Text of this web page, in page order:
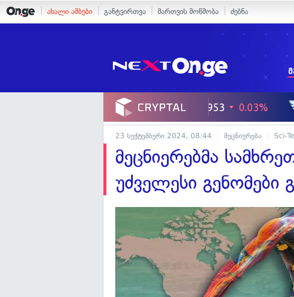
ახალი ამბები განტვირთვა მართვის მოწმობა ძებნა
23 სექტემბერი 2024, 08:44 მეცნიერება Sci-
მეცნიერებმა
უძველესი გენომები